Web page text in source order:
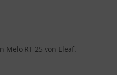
Melo RT 25 von Eleaf.